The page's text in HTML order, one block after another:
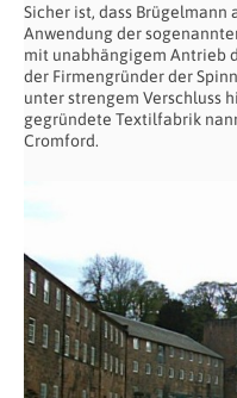
Sicher ist, dass
Anwendung der
mit unabhängigem Antrieb
der Firmengründer der
unter strengem Verschluss
gegründete Textilfabrik
Cromford.